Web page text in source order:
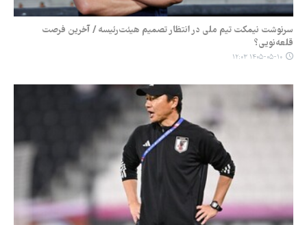
سرنوشت نیمکت تیم ملی در انتظار تصمیم هیئت‌رئیسه / آخرین فرصت
قلعه‌نویی؟
۱۴۰۵-۰۵-۱۰ ۱۲:۰۳